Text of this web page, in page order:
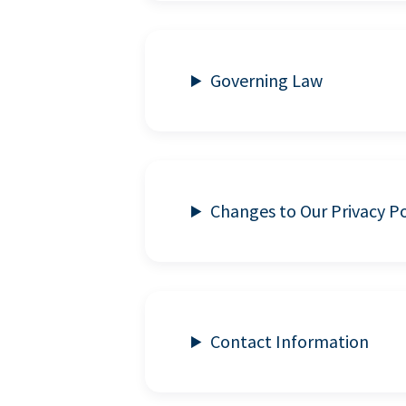
Governing Law
Changes to Our Privacy
Contact Information